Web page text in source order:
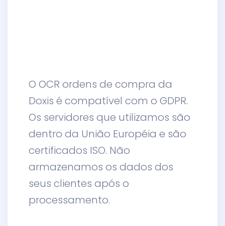
O OCR ordens de compra da
Doxis é compatível com o GDPR.
Os servidores que utilizamos são
dentro da União Européia e são
certificados ISO. Não
armazenamos os dados dos
seus clientes após o
processamento.